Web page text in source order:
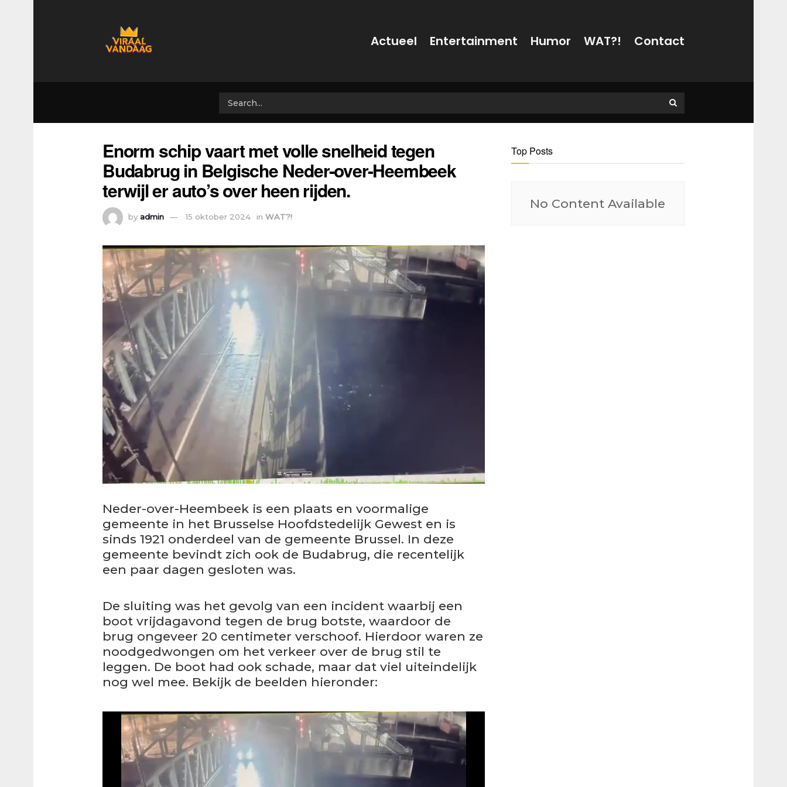
Actueel Entertainment Humor WAT?! Contact
Enorm schip vaart met volle snelheid tegen
Budabrug in Belgische Neder-over-Heembeek
terwijl er auto’s over heen rijden.
by admin 15 oktober 2024 in WAT?!
Neder-over-Heembeek is een plaats en voormalige
gemeente in het Brusselse Hoofdstedelijk Gewest en is
sinds 1921 onderdeel van de gemeente Brussel. In deze
gemeente bevindt zich ook de Budabrug, die recentelijk
een paar dagen gesloten was.
De sluiting was het gevolg van een incident waarbij een
boot vrijdagavond tegen de brug botste, waardoor de
brug ongeveer 20 centimeter verschoof. Hierdoor waren ze
noodgedwongen om het verkeer over de brug stil te
leggen. De boot had ook schade, maar dat viel uiteindelijk
nog wel mee. Bekijk de beelden hieronder:
Top Posts
No Content Available